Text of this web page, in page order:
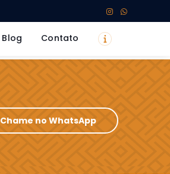
Blog Contato
Chame no WhatsApp